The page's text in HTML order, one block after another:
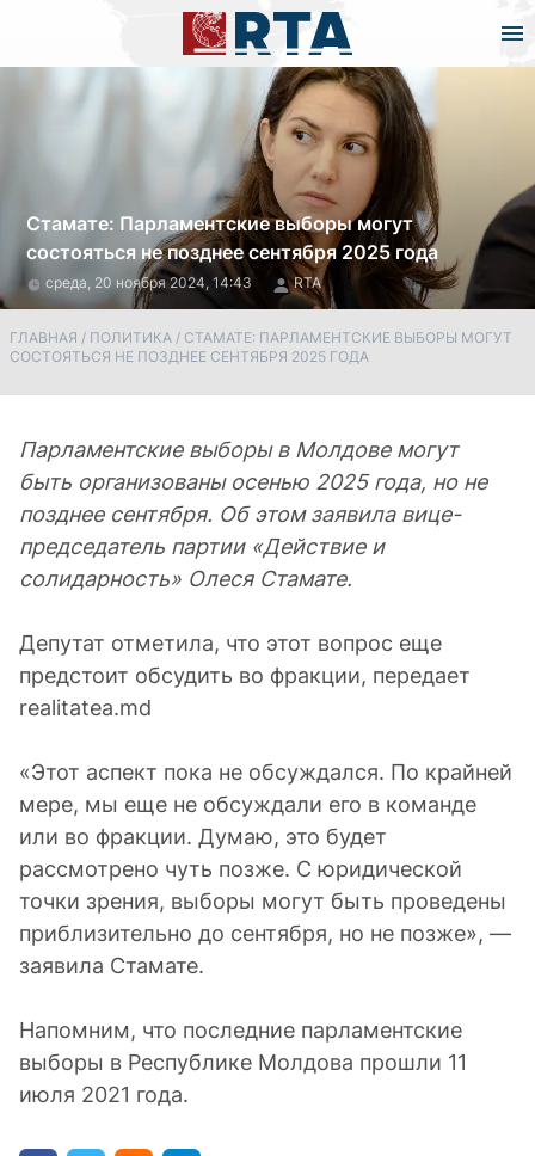
Стамате: Парламентские выборы могут
состояться не позднее сентября 2025 года
среда, 20 ноября 2024, 14:43 RTA
ГЛАВНАЯ / ПОЛИТИКА / СТАМАТЕ: ПАРЛАМЕНТСКИЕ ВЫБОРЫ МОГУТ
СОСТОЯТЬСЯ НЕ ПОЗДНЕЕ СЕНТЯБРЯ 2025 ГОДА
Парламентские выборы в Молдове могут
быть организованы осенью 2025 года, но не
позднее сентября. Об этом заявила вице-
председатель партии «Действие и
солидарность» Олеся Стамате.
Депутат отметила, что этот вопрос еще
предстоит обсудить во фракции, передает
realitatea.md
«Этот аспект пока не обсуждался. По крайней
мере, мы еще не обсуждали его в команде
или во фракции. Думаю, это будет
рассмотрено чуть позже. С юридической
точки зрения, выборы могут быть проведены
приблизительно до сентября, но не позже», —
заявила Стамате.
Напомним, что последние парламентские
выборы в Республике Молдова прошли 11
июля 2021 года.